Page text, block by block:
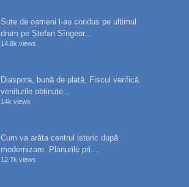
Sute de oameni l-au condus pe ultimul
drum pe Ștefan Sîngeor...
14.8k views
Diaspora, bună de plată. Fiscul verifică
veniturile obținute...
14k views
Cum va arăta centrul istoric după
modernizare. Planurile pri...
12.7k views